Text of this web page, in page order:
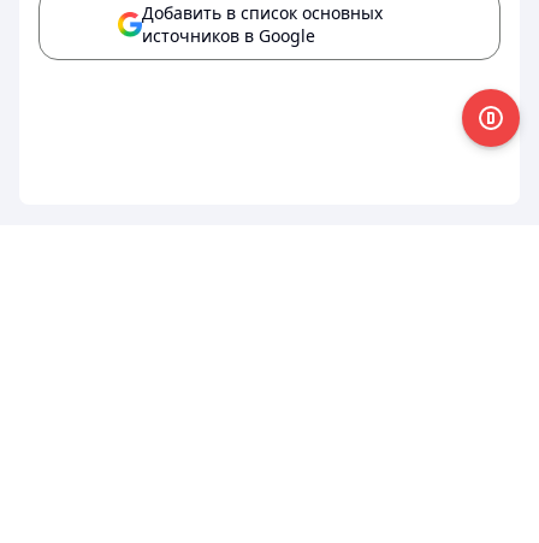
Добавить в список основных
источников в Google